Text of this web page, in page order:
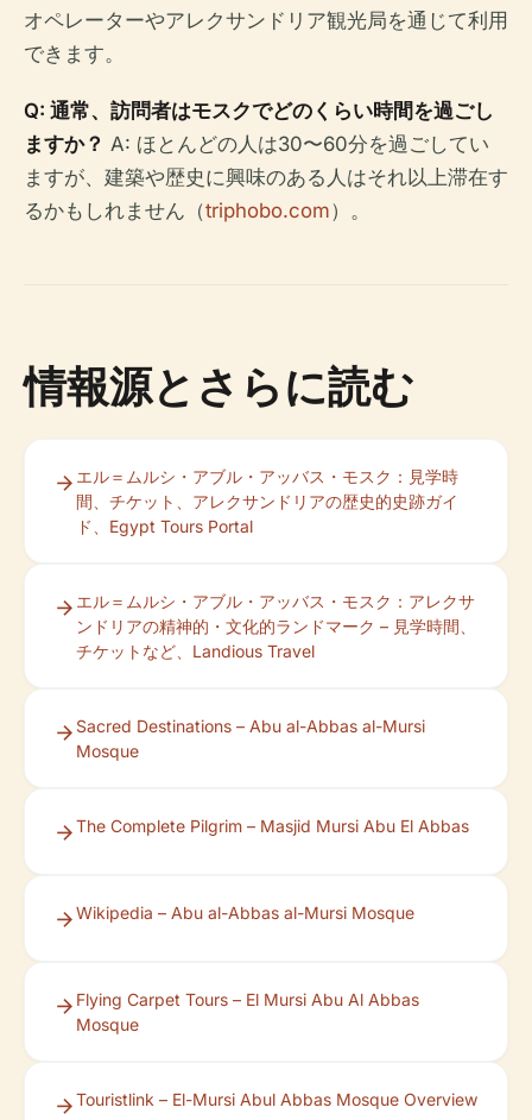
オペレーターやアレクサンドリア観光局を通じて利用
できます。
Q: 通常、訪問者はモスクでどのくらい時間を過ごし
ますか？ A: ほとんどの人は30〜60分を過ごしてい
ますが、建築や歴史に興味のある人はそれ以上滞在す
るかもしれません（triphobo.com）。
情報源とさらに読む
エル＝ムルシ・アブル・アッバス・モスク：見学時
間、チケット、アレクサンドリアの歴史的史跡ガイ
ド、Egypt Tours Portal
エル＝ムルシ・アブル・アッバス・モスク：アレクサ
ンドリアの精神的・文化的ランドマーク – 見学時間、
チケットなど、Landious Travel
Sacred Destinations – Abu al-Abbas al-Mursi
Mosque
The Complete Pilgrim – Masjid Mursi Abu El Abbas
Wikipedia – Abu al-Abbas al-Mursi Mosque
Flying Carpet Tours – El Mursi Abu Al Abbas
Mosque
Touristlink – El-Mursi Abul Abbas Mosque Overview